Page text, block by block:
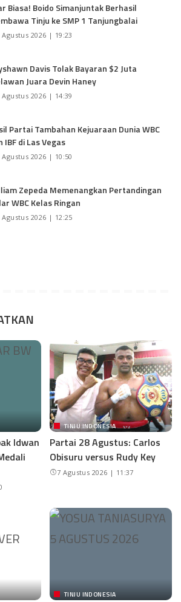
Biasa! Boido Simanjuntak Berhasil
Tinju ke SMP 1 Tanjungbalai
Agustus 2026 | 19:23
Davis Tolak Bayaran $2 Juta
Juara Devin Haney
Agustus 2026 | 14:39
Partai Tambahan Kejuaraan Dunia WBC
IBF di Las Vegas
Agustus 2026 | 10:50
Zepeda Memenangkan Pertandingan
WBC Kelas Ringan
Agustus 2026 | 12:25
Idwan
TINJU INDONESIA
Partai 28 Agustus: Carlos
Obisuru versus Rudy Key
7 Agustus 2026 | 11:37
TINJU INDONESIA